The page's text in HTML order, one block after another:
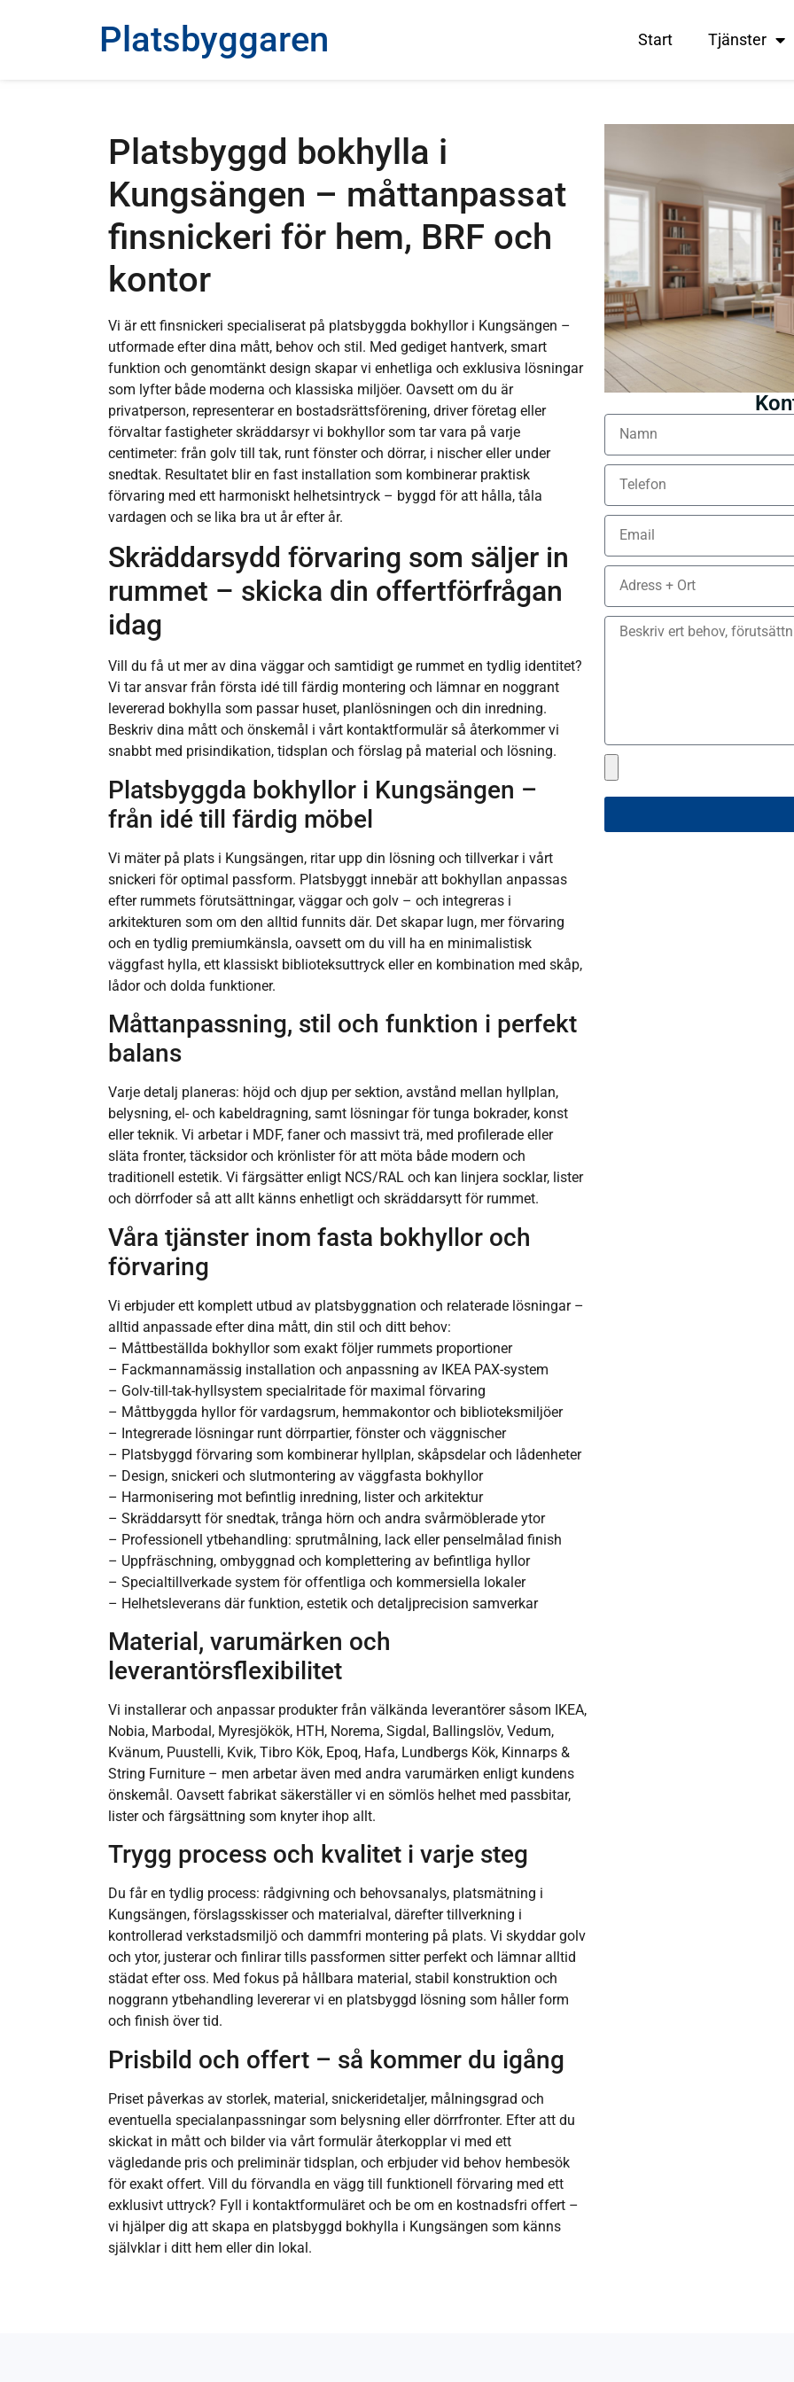
Platsbyggaren Start Tjänster
Platsbyggd bokhylla i
Kungsängen – måttanpassat
finsnickeri för hem, BRF och
kontor
Vi är ett finsnickeri specialiserat på platsbyggda bokhyllor i Kungsängen –
utformade efter dina mått, behov och stil. Med gediget hantverk, smart
funktion och genomtänkt design skapar vi enhetliga och exklusiva lösningar
som lyfter både moderna och klassiska miljöer. Oavsett om du är
privatperson, representerar en bostadsrättsförening, driver företag eller
förvaltar fastigheter skräddarsyr vi bokhyllor som tar vara på varje
centimeter: från golv till tak, runt fönster och dörrar, i nischer eller under
snedtak. Resultatet blir en fast installation som kombinerar praktisk
förvaring med ett harmoniskt helhetsintryck – byggd för att hålla, tåla
vardagen och se lika bra ut år efter år.
Skräddarsydd förvaring som säljer in
rummet – skicka din offertförfrågan
idag
Vill du få ut mer av dina väggar och samtidigt ge rummet en tydlig identitet?
Vi tar ansvar från första idé till färdig montering och lämnar en noggrant
levererad bokhylla som passar huset, planlösningen och din inredning.
Beskriv dina mått och önskemål i vårt kontaktformulär så återkommer vi
snabbt med prisindikation, tidsplan och förslag på material och lösning.
Platsbyggda bokhyllor i Kungsängen –
från idé till färdig möbel
Vi mäter på plats i Kungsängen, ritar upp din lösning och tillverkar i vårt
snickeri för optimal passform. Platsbyggt innebär att bokhyllan anpassas
efter rummets förutsättningar, väggar och golv – och integreras i
arkitekturen som om den alltid funnits där. Det skapar lugn, mer förvaring
och en tydlig premiumkänsla, oavsett om du vill ha en minimalistisk
väggfast hylla, ett klassiskt biblioteksuttryck eller en kombination med skåp,
lådor och dolda funktioner.
Måttanpassning, stil och funktion i perfekt
balans
Varje detalj planeras: höjd och djup per sektion, avstånd mellan hyllplan,
belysning, el- och kabeldragning, samt lösningar för tunga bokrader, konst
eller teknik. Vi arbetar i MDF, faner och massivt trä, med profilerade eller
släta fronter, täcksidor och krönlister för att möta både modern och
traditionell estetik. Vi färgsätter enligt NCS/RAL och kan linjera socklar, lister
och dörrfoder så att allt känns enhetligt och skräddarsytt för rummet.
Våra tjänster inom fasta bokhyllor och
förvaring
Vi erbjuder ett komplett utbud av platsbyggnation och relaterade lösningar –
alltid anpassade efter dina mått, din stil och ditt behov:
– Måttbeställda bokhyllor som exakt följer rummets proportioner
– Fackmannamässig installation och anpassning av IKEA PAX-system
– Golv-till-tak-hyllsystem specialritade för maximal förvaring
– Måttbyggda hyllor för vardagsrum, hemmakontor och biblioteksmiljöer
– Integrerade lösningar runt dörrpartier, fönster och väggnischer
– Platsbyggd förvaring som kombinerar hyllplan, skåpsdelar och lådenheter
– Design, snickeri och slutmontering av väggfasta bokhyllor
– Harmonisering mot befintlig inredning, lister och arkitektur
– Skräddarsytt för snedtak, trånga hörn och andra svårmöblerade ytor
– Professionell ytbehandling: sprutmålning, lack eller penselmålad finish
– Uppfräschning, ombyggnad och komplettering av befintliga hyllor
– Specialtillverkade system för offentliga och kommersiella lokaler
– Helhetsleverans där funktion, estetik och detaljprecision samverkar
Material, varumärken och
leverantörsflexibilitet
Vi installerar och anpassar produkter från välkända leverantörer såsom IKEA,
Nobia, Marbodal, Myresjökök, HTH, Norema, Sigdal, Ballingslöv, Vedum,
Kvänum, Puustelli, Kvik, Tibro Kök, Epoq, Hafa, Lundbergs Kök, Kinnarps &
String Furniture – men arbetar även med andra varumärken enligt kundens
önskemål. Oavsett fabrikat säkerställer vi en sömlös helhet med passbitar,
lister och färgsättning som knyter ihop allt.
Trygg process och kvalitet i varje steg
Du får en tydlig process: rådgivning och behovsanalys, platsmätning i
Kungsängen, förslagsskisser och materialval, därefter tillverkning i
kontrollerad verkstadsmiljö och dammfri montering på plats. Vi skyddar golv
och ytor, justerar och finlirar tills passformen sitter perfekt och lämnar alltid
städat efter oss. Med fokus på hållbara material, stabil konstruktion och
noggrann ytbehandling levererar vi en platsbyggd lösning som håller form
och finish över tid.
Prisbild och offert – så kommer du igång
Priset påverkas av storlek, material, snickeridetaljer, målningsgrad och
eventuella specialanpassningar som belysning eller dörrfronter. Efter att du
skickat in mått och bilder via vårt formulär återkopplar vi med ett
vägledande pris och preliminär tidsplan, och erbjuder vid behov hembesök
för exakt offert. Vill du förvandla en vägg till funktionell förvaring med ett
exklusivt uttryck? Fyll i kontaktformuläret och be om en kostnadsfri offert –
vi hjälper dig att skapa en platsbyggd bokhylla i Kungsängen som känns
självklar i ditt hem eller din lokal.